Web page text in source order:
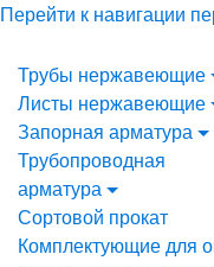
Перейти к навигации
Трубы нержавеющие
Листы нержавеющие
Запорная арматура
Трубопроводная
арматура
Сортовой прокат
Комплектующие для